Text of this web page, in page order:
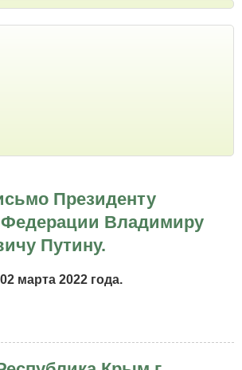
Президенту
Федерации Владимиру
Путину.
марта 2022 года.